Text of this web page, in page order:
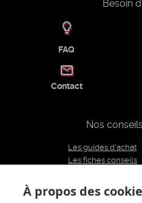
Besoin
FAQ
Contact
Nos
Les guides d'achat
Les fiches conseils
Le blog
À propos des